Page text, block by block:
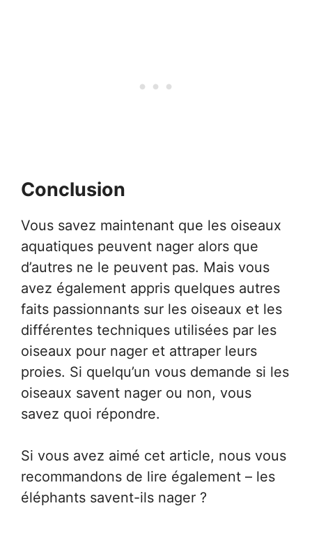
Conclusion
Vous savez maintenant que les oiseaux
aquatiques peuvent nager alors que
d’autres ne le peuvent pas. Mais vous
avez également appris quelques autres
faits passionnants sur les oiseaux et les
différentes techniques utilisées par les
oiseaux pour nager et attraper leurs
proies. Si quelqu’un vous demande si les
oiseaux savent nager ou non, vous
savez quoi répondre.
Si vous avez aimé cet article, nous vous
recommandons de lire également – ​​les
éléphants savent-ils nager ?